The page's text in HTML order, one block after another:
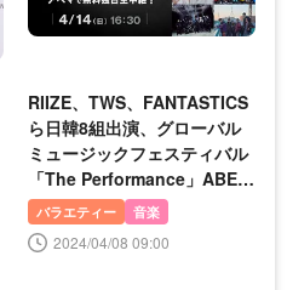
RIIZE、TWS、FANTASTICS
ら日韓8組出演、グローバル
ミュージックフェスティバル
「The Performance」ABEM
Aにて独占無料生中継決定
バラエティー 音楽
2024/04/08 09:00